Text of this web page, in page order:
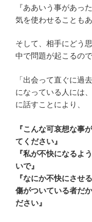
『ああいう事があっ
気を使わせることも
そして、相手にどう
中で問題が起こるので
「出会って直ぐに過
になっている人には
に話すことにより、
『こんな可哀想な事
てください』
『私が不快になるよ
いで』
『なにか不快にさせ
傷がついている者だ
ださい』